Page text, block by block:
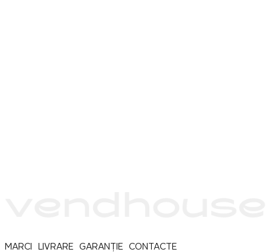
MARCI LIVRARE GARANȚIE CONTACTE